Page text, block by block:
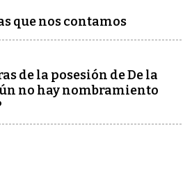
que nos contamos
de la posesión de De la
no hay nombramiento